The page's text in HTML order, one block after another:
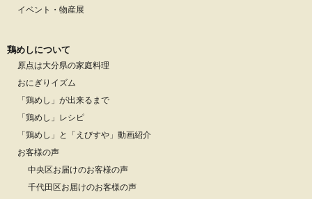
イベント・物産展
鶏めしについて
原点は大分県の家庭料理
おにぎりイズム
「鶏めし」が出来るまで
「鶏めし」レシピ
「鶏めし」と「えびすや」動画紹介
お客様の声
中央区お届けのお客様の声
千代田区お届けのお客様の声